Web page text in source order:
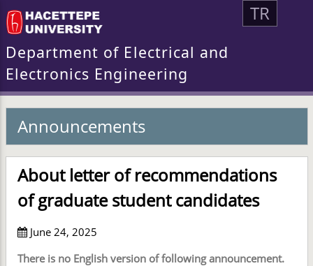
TR
Department of Electrical and
Electronics Engineering
Announcements
About letter of recommendations
of graduate student candidates
June 24, 2025
There is no English version of following announcement.